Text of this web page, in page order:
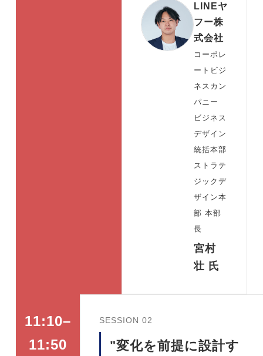
LINEヤ
フー株
式会社
コーポレ
ートビジ
ネスカン
パニー
ビジネス
デザイン
統括本部
ストラテ
ジックデ
ザイン本
部 本部
長
宮村
壮 氏
11:10–
11:50
SESSION 02
"変化を前提に設計す